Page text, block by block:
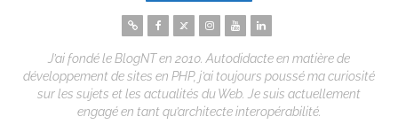
J’ai fondé le BlogNT en 2010. Autodidacte en matière de
développement de sites en PHP, j’ai toujours poussé ma curiosité
sur les sujets et les actualités du Web. Je suis actuellement
engagé en tant qu’architecte interopérabilité.